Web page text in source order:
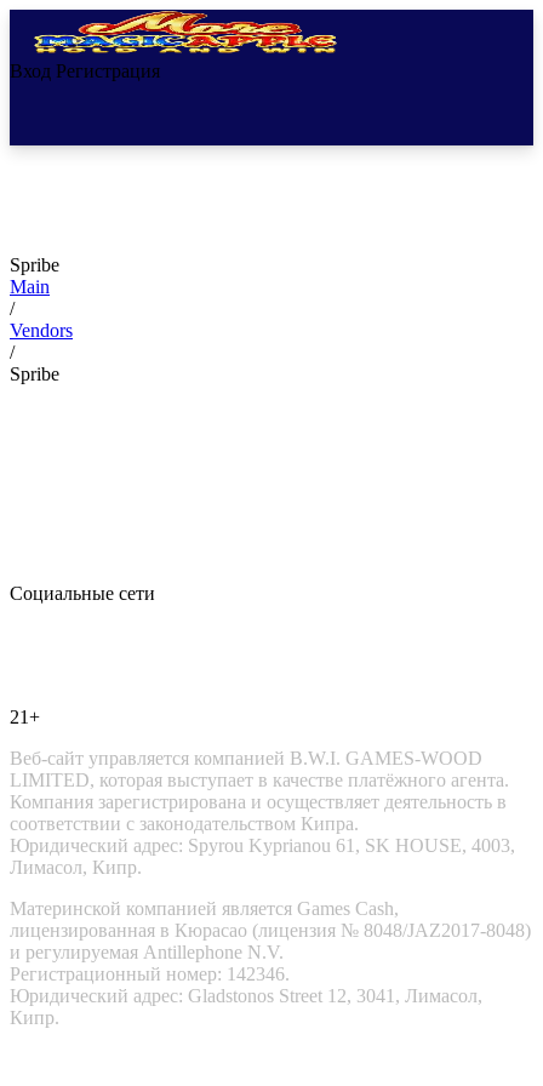
Вход Регистрация
Spribe
Main
/
Vendors
/
Spribe
Социальные сети
21+
Веб-сайт управляется компанией B.W.I. GAMES-WOOD
LIMITED, которая выступает в качестве платёжного агента.
Компания зарегистрирована и осуществляет деятельность в
соответствии с законодательством Кипра.
Юридический адрес: Spyrou Kyprianou 61, SK HOUSE, 4003,
Лимасол, Кипр.
Материнской компанией является Games Cash,
лицензированная в Кюрасао (лицензия № 8048/JAZ2017-8048)
и регулируемая Antillephone N.V.
Регистрационный номер: 142346.
Юридический адрес: Gladstonos Street 12, 3041, Лимасол,
Кипр.